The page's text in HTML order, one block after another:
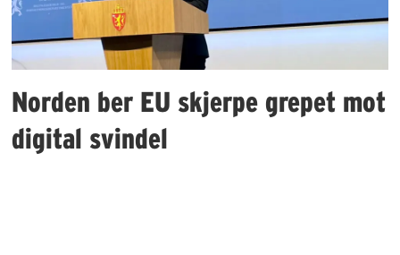
Norden ber EU skjerpe grepet mot
digital svindel